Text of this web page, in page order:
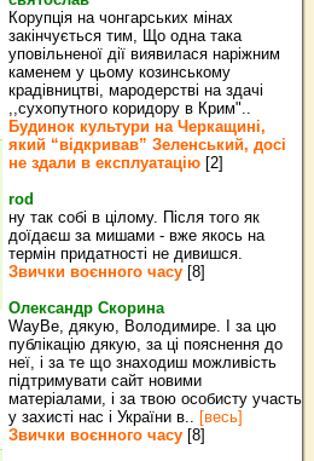
Корупція на чонгарських мінах
закінчується тим, Що одна така
уповільненої дії виявилася наріжним
каменем у цьому козинському
крадівництві, мародерстві на здачі
,,сухопутного коридору в Крим"..
Будинок культури на Черкащині,
який “відкривав” Зеленський, досі
не здали в експлуатацію [2]
rod
ну так собі в цілому. Після того як
доїдаєш за мишами - вже якось на
термін придатності не дивишся.
Звички воєнного часу [8]
Олександр Скорина
WayBe, дякую, Володимире. І за цю
публікацію дякую, за ці пояснення до
неї, і за те що знаходиш можливість
підтримувати сайт новими
матеріалами, і за твою особисту участь
у захисті нас і України в.. [весь]
Звички воєнного часу [8]